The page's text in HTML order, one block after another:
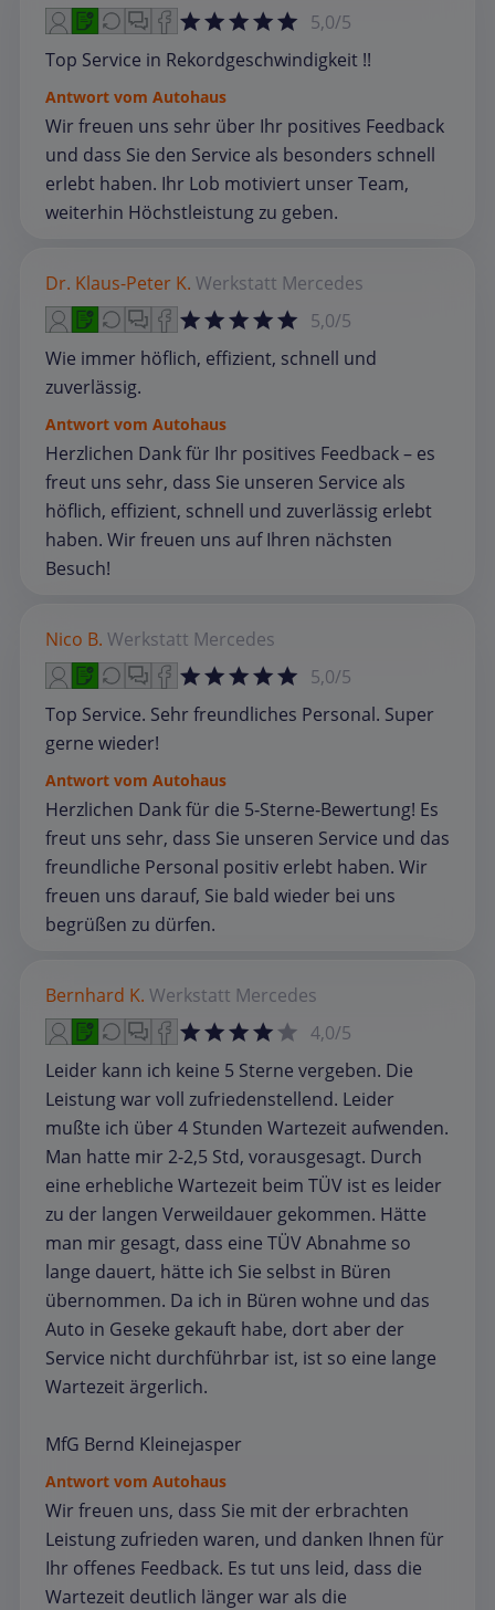
5,0/5
Top Service in Rekordgeschwindigkeit !!
Antwort vom Autohaus
Wir freuen uns sehr über Ihr positives Feedback
und dass Sie den Service als besonders schnell
erlebt haben. Ihr Lob motiviert unser Team,
weiterhin Höchstleistung zu geben.
Dr. Klaus-Peter K. Werkstatt Mercedes
5,0/5
Wie immer höflich, effizient, schnell und
zuverlässig.
Antwort vom Autohaus
Herzlichen Dank für Ihr positives Feedback – es
freut uns sehr, dass Sie unseren Service als
höflich, effizient, schnell und zuverlässig erlebt
haben. Wir freuen uns auf Ihren nächsten
Besuch!
Nico B. Werkstatt Mercedes
5,0/5
Top Service. Sehr freundliches Personal. Super
gerne wieder!
Antwort vom Autohaus
Herzlichen Dank für die 5‑Sterne‑Bewertung! Es
freut uns sehr, dass Sie unseren Service und das
freundliche Personal positiv erlebt haben. Wir
freuen uns darauf, Sie bald wieder bei uns
begrüßen zu dürfen.
Bernhard K. Werkstatt Mercedes
4,0/5
Leider kann ich keine 5 Sterne vergeben. Die
Leistung war voll zufriedenstellend. Leider
mußte ich über 4 Stunden Wartezeit aufwenden.
Man hatte mir 2-2,5 Std, vorausgesagt. Durch
eine erhebliche Wartezeit beim TÜV ist es leider
zu der langen Verweildauer gekommen. Hätte
man mir gesagt, dass eine TÜV Abnahme so
lange dauert, hätte ich Sie selbst in Büren
übernommen. Da ich in Büren wohne und das
Auto in Geseke gekauft habe, dort aber der
Service nicht durchführbar ist, ist so eine lange
Wartezeit ärgerlich.
MfG Bernd Kleinejasper
Antwort vom Autohaus
Wir freuen uns, dass Sie mit der erbrachten
Leistung zufrieden waren, und danken Ihnen für
Ihr offenes Feedback. Es tut uns leid, dass die
Wartezeit deutlich länger war als die